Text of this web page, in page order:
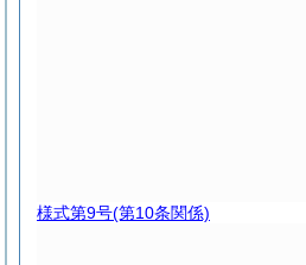
様式第9号(第10条関係)